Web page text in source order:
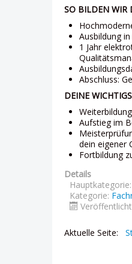
SO BILDEN WIR
Ausbildung
1 Jahr
Abschluss:
DEINE
Aufstieg im
dein eigener
Fortbildung
Details
Hauptkategorie:
Kategorie:
Aktuelle Seite: